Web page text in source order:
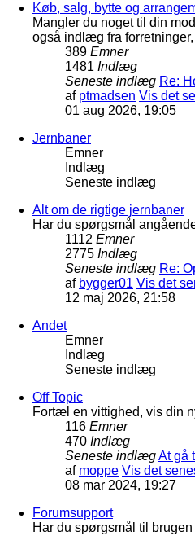
Køb, salg, bytte og
Mangler du noget til din
også indlæg fra
389 Emner
1481 Indlæg
Seneste indlæg Re:
af ptmadsen Vis det
01 aug 2026, 19:05
Jernbaner
Emner
Indlæg
Seneste indlæg
Alt om de rigtige jernbaner
Har du spørgsmål
1112 Emner
2775 Indlæg
Seneste indlæg Re:
af bygger01 Vis det
12 maj 2026, 21:58
Andet
Emner
Indlæg
Seneste indlæg
Off Topic
Fortæl en vittighed, vis din
116 Emner
470 Indlæg
Seneste indlægAt gå
af moppe Vis det
08 mar 2024, 19:27
Forumsupport
Har du spørgsmål til